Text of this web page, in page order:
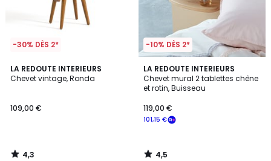
-30% DÈS 2*
LA REDOUTE INTERIEURS
Chevet vintage, Ronda
109,00 €
4,3
/ 5
4,3
/
-10% DÈS 2*
LA REDOUTE INTERIEURS
Chevet mural 2 tablettes chêne
et rotin, Buisseau
101,15 €
119,00 €
4,5
/ 5
4,5
/